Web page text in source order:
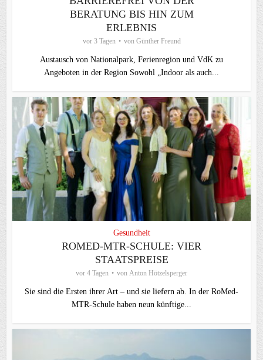
BERATUNG BIS HIN ZUM
ERLEBNIS
vor 3 Tagen von Günther Freund
Austausch von Nationalpark, Ferienregion und VdK zu
Angeboten in der Region Sowohl „Indoor als auch...
Gesundheit
ROMED-MTR-SCHULE: VIER
STAATSPREISE
vor 4 Tagen von Anton Hötzelsperger
Sie sind die Ersten ihrer Art – und sie liefern ab. In der RoMed-
MTR-Schule haben neun künftige...